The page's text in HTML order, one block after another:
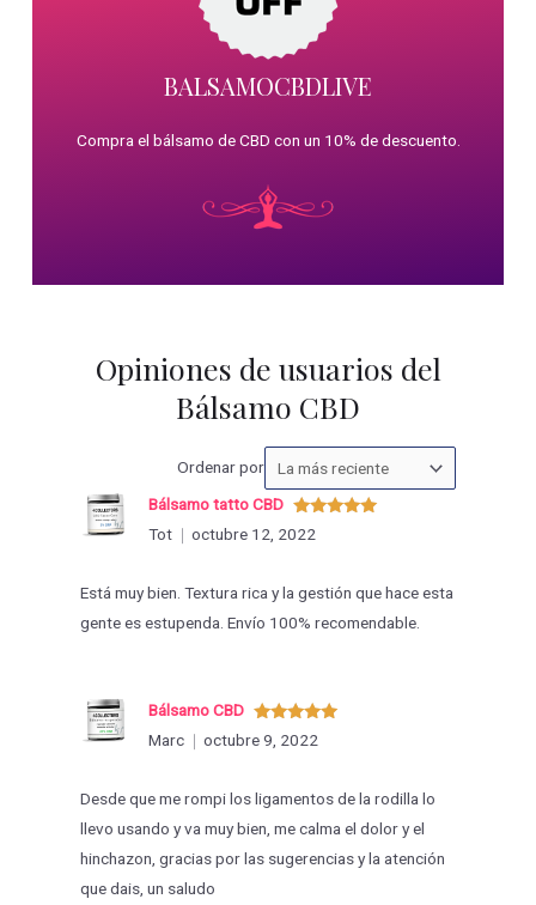
BALSAMOCBDLIVE
Compra el bálsamo de CBD con un 10% de descuento.
Opiniones de usuarios del
Bálsamo CBD
Ordenar porOrdenar
las
Valorado
con
Bálsamo tatto CBD
Tot
octubre 12, 2022
Está muy bien. Textura rica y la gestión que hace esta
gente es estupenda. Envío 100% recomendable.
Valorado
con5de 5
Bálsamo CBD
Marc
octubre 9, 2022
Desde que me rompi los ligamentos de la rodilla lo
llevo usando y va muy bien, me calma el dolor y el
hinchazon, gracias por las sugerencias y la atención
que dais, un saludo